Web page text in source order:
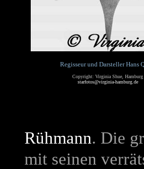
Regisseur und Darsteller Hans
Copyright: Virginia Shue, Hamburg
starfotos@virginia-hamburg.de
Rühmann. Die
mit seinen